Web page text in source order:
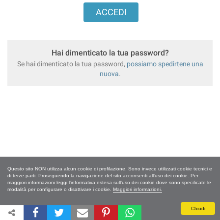
Questo sito NON utilizza alcun cookie di profilazione. Sono invece utilizzati cookie tecnici e
di terze parti. Proseguendo la navigazione del sito acconsenti all'uso dei cookie. Per
maggiori informazioni leggi l'informativa estesa sull'uso dei cookie dove sono specificate le
modalità per configurare o disattivare i cookie. Maggiori informazioni.
Chiudi
Hai dimenticato la tua password?
Se hai dimenticato la tua password, possiamo spedirtene una
nuova.